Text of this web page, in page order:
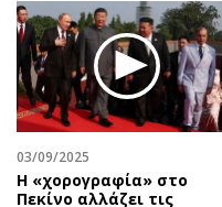
03/09/2025
Η «χορογραφία» στο
Πεκίνο αλλάζει τις